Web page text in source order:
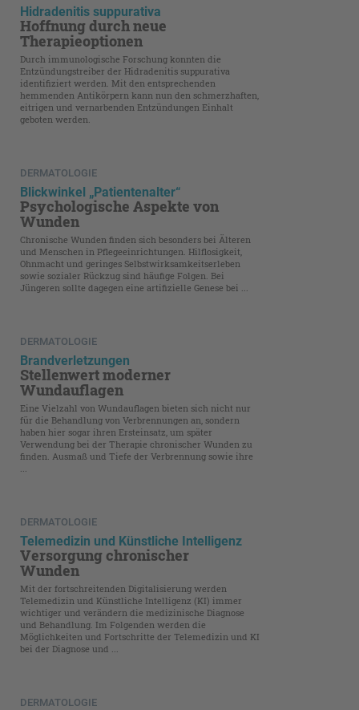
Hidradenitis suppurativa
Hoffnung durch neue
Therapieoptionen
Durch immunologische Forschung konnten die
Entzündungstreiber der Hidradenitis suppurativa
identifiziert werden. Mit den entsprechenden
hemmenden Antikörpern kann nun den schmerzhaften,
eitrigen und vernarbenden Entzündungen Einhalt
geboten werden.
DERMATOLOGIE
Blickwinkel „Patientenalter“
Psychologische Aspekte von
Wunden
Chronische Wunden finden sich besonders bei Älteren
und Menschen in Pflege­einrichtungen. Hilflosigkeit,
Ohnmacht und geringes Selbstwirksamkeitserleben
sowie sozialer Rückzug sind häufige Folgen. Bei
Jüngeren sollte dagegen eine artifizielle Genese bei ...
DERMATOLOGIE
Brandverletzungen
Stellenwert moderner
Wundauflagen
Eine Vielzahl von Wundauflagen bieten sich nicht nur
für die Behandlung von Verbrennungen an, sondern
haben hier sogar ihren Ersteinsatz, um später
Verwendung bei der Therapie chronischer Wunden zu
finden. Ausmaß und Tiefe der Verbrennung sowie ihre
...
DERMATOLOGIE
Telemedizin und Künstliche Intelligenz
Versorgung chronischer
Wunden
Mit der fortschreitenden Digitalisierung werden
Telemedizin und Künstliche Intelligenz (KI) immer
wichtiger und verändern die medizinische Diagnose
und Behandlung. Im Folgenden werden die
Möglichkeiten und Fortschritte der Telemedizin und KI
bei der Diagnose und ...
DERMATOLOGIE